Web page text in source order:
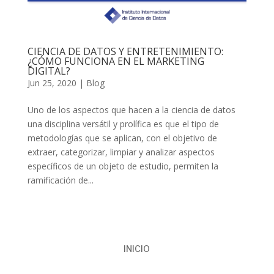
CIENCIA DE DATOS Y ENTRETENIMIENTO:
¿CÓMO FUNCIONA EN EL MARKETING
DIGITAL?
Jun 25, 2020 | Blog
Uno de los aspectos que hacen a la ciencia de datos
una disciplina versátil y prolífica es que el tipo de
metodologías que se aplican, con el objetivo de
extraer, categorizar, limpiar y analizar aspectos
específicos de un objeto de estudio, permiten la
ramificación de...
INICIO